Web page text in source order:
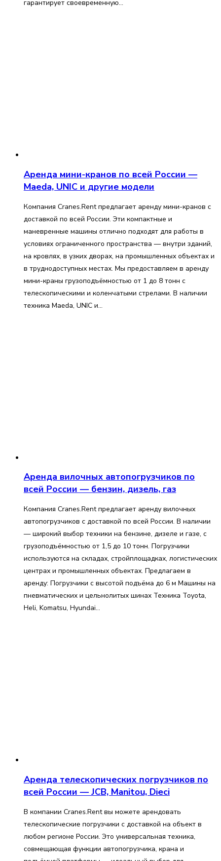
гарантирует своевременную…
Аренда мини-кранов по всей России —
Maeda, UNIC и другие модели
Компания Cranes.Rent предлагает аренду мини-кранов с
доставкой по всей России. Эти компактные и
маневренные машины отлично подходят для работы в
условиях ограниченного пространства — внутри зданий,
на кровлях, в узких дворах, на промышленных объектах и
в труднодоступных местах. Мы предоставляем в аренду
мини-краны грузоподъёмностью от 1 до 8 тонн с
телескопическими и коленчатыми стрелами. В наличии
техника Maeda, UNIC и…
Аренда вилочных автопогрузчиков по
всей России — бензин, дизель, газ
Компания Cranes.Rent предлагает аренду вилочных
автопогрузчиков с доставкой по всей России. В наличии
— широкий выбор техники на бензине, дизеле и газе, с
грузоподъёмностью от 1,5 до 10 тонн. Погрузчики
используются на складах, стройплощадках, логистических
центрах и промышленных объектах. Предлагаем в
аренду: Погрузчики с высотой подъёма до 6 м Машины на
пневматических и цельнолитых шинах Техника Toyota,
Heli, Komatsu, Hyundai…
Аренда телескопических погрузчиков по
всей России — JCB, Manitou, Dieci
В компании Cranes.Rent вы можете арендовать
телескопические погрузчики с доставкой на объект в
любом регионе России. Это универсальная техника,
совмещающая функции автопогрузчика, крана и